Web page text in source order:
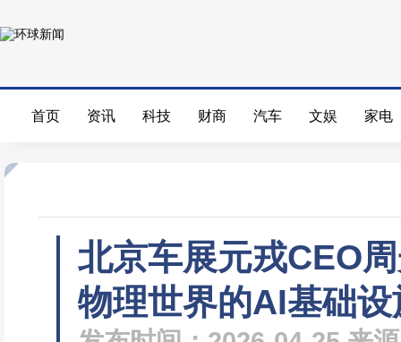
首页 资讯 科技 财商 汽车 文娱 家电
北京车展元戎CEO
物理世界的AI基础设